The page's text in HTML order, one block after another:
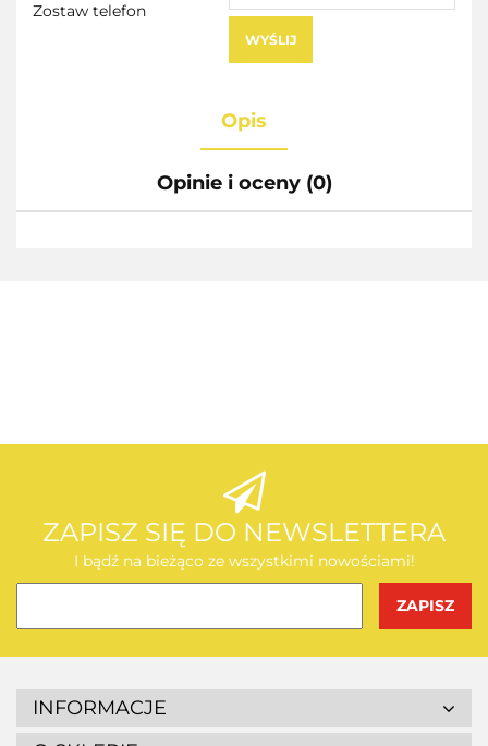
Zostaw telefon
WYŚLIJ
Opis
Opinie i oceny (0)
AEG
ZAPISZ SIĘ DO NEWSLETTERA
I bądź na bieżąco ze wszystkimi nowościami!
INFORMACJE